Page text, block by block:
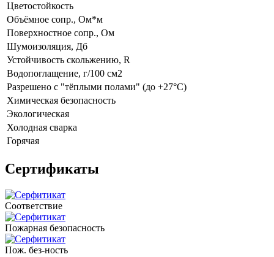
Цветостойкость
Объёмное сопр., Ом*м
Поверхностное сопр., Ом
Шумоизоляция, Дб
Устойчивость скольжению, R
Водопоглащение, г/100 см2
Разрешено с "тёплыми полами" (до +27°C)
Химическая безопасность
Экологическая
Холодная сварка
Горячая
Сертификаты
Соответствие
Пожарная безопасность
Пож. без-ность